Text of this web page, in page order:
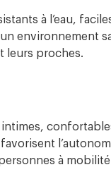
à l’eau,
environnement
leurs proches.
intimes,
à